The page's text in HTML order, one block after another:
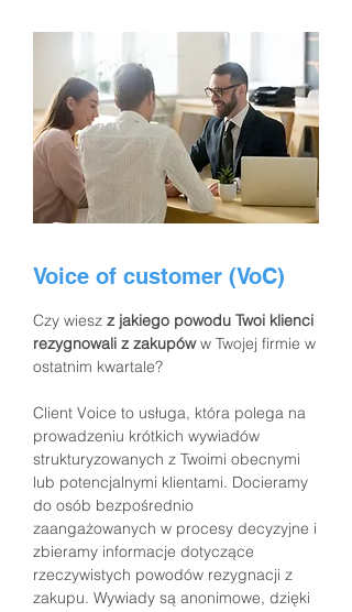
Voice of customer (VoC)
Czy wiesz z jakiego powodu Twoi klienci
rezygnowali z zakupóww Twojej firmie w
ostatnim kwartale?
Client Voice to usługa, która polega na
prowadzeniu krótkich wywiadów
strukturyzowanych z Twoimi obecnymi
lub potencjalnymi klientami. Docieramy
do osób bezpośrednio
zaangażowanych w procesy decyzyjne i
zbieramy informacje dotyczące
rzeczywistych powodów rezygnacji z
zakupu. Wywiady są anonimowe, dzięki